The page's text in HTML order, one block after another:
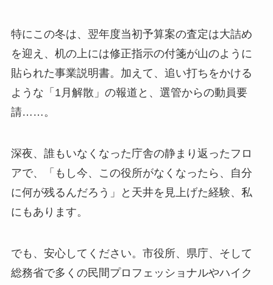
特にこの冬は、翌年度当初予算案の査定は大詰め
を迎え、机の上には修正指示の付箋が山のように
貼られた事業説明書。加えて、追い打ちをかける
ような「1月解散」の報道と、選管からの動員要
請……。
深夜、誰もいなくなった庁舎の静まり返ったフロ
アで、「もし今、この役所がなくなったら、自分
に何が残るんだろう」と天井を見上げた経験、私
にもあります。
でも、安心してください。市役所、県庁、そして
総務省で多くの民間プロフェッショナルやハイク